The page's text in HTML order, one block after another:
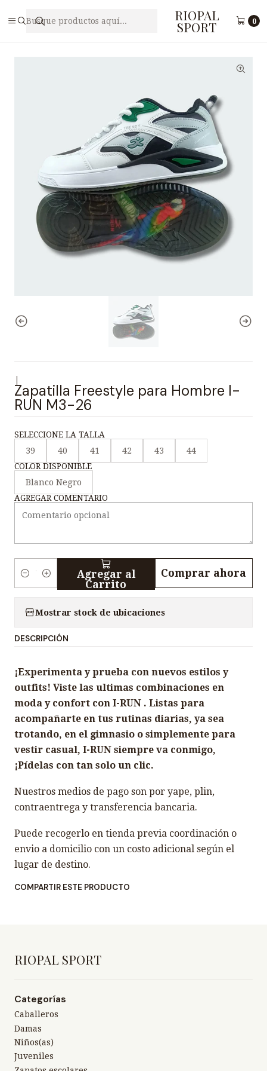
RIOPAL
SPORT 0
Zapatilla Freestyle para Hombre I-RUN M3-26
Zapatilla Freestyle para Hombre I-
RUN M3-26
SELECCIONE LA TALLA
39
40 41 42 43
44
COLOR DISPONIBLE
Blanco Negro
AGREGAR COMENTARIO
i
a
d
Agregar al
Carrito
Comprar ahora
Mostrar stock de ubicaciones
DESCRIPCIÓN
¡Experimenta y prueba con nuevos estilos y
outfits! Viste las ultimas combinaciones en
moda y confort con I-RUN . Listas para
acompañarte en tus rutinas diarias, ya sea
trotando, en el gimnasio o simplemente para
vestir casual, I-RUN siempre va conmigo,
¡Pídelas con tan solo un clic.
Nuestros medios de pago son por yape, plin,
contraentrega y transferencia bancaria.
Puede recogerlo en tienda previa coordinación o
envio a domicilio con un costo adicional según el
lugar de destino.
COMPARTIR ESTE PRODUCTO
RIOPAL SPORT
Categorías
Caballeros
Damas
Niños(as)
Juveniles